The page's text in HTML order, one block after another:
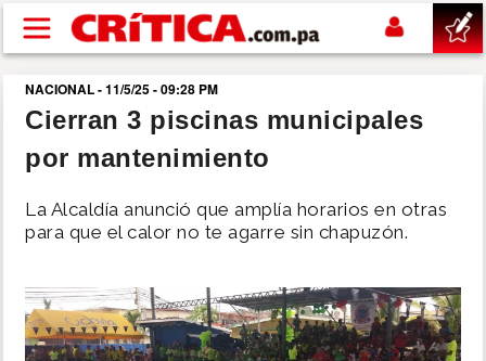
Pasar al contenido principal
buscar
SUCESOS
NACIONAL
SHOW
NACIONAL - 11/5/25 - 09:28 PM
Cierran 3 piscinas municipales
por mantenimiento
La Alcaldía anunció que amplía horarios en otras
para que el calor no te agarre sin chapuzón.